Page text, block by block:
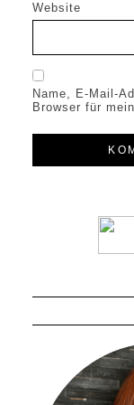
Website
Name, E-Mail-
Browser für